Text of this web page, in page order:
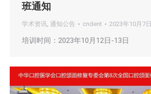
班通知
学术资讯, 通知公告 cndent 2023年10月7日
培训时间：2023年10月12日-13日